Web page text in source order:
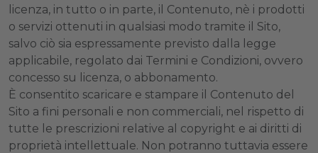
licenza, in tutto o in parte, il Contenuto, nè i prodotti
o servizi ottenuti in qualsiasi modo tramite il Sito,
salvo ciò sia espressamente previsto dalla legge
applicabile, regolato dai Termini e Condizioni, ovvero
concesso su licenza, o abbonamento.
È consentito scaricare e stampare il Contenuto del
Sito a fini personali e non commerciali, nel rispetto di
tutte le prescrizioni relative al copyright e ai diritti di
proprietà intellettuale. Non potranno tuttavia essere